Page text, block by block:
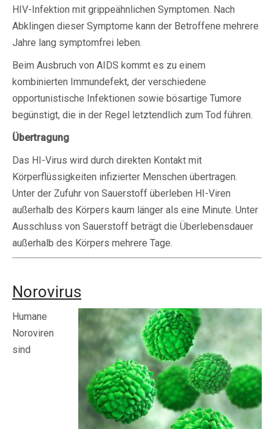
HIV-Infektion mit grippeähnlichen Symptomen. Nach
Abklingen dieser Symptome kann der Betroffene mehrere
Jahre lang symptomfrei leben.
Beim Ausbruch von AIDS kommt es zu einem
kombinierten Immundefekt, der verschiedene
opportunistische Infektionen sowie bösartige Tumore
begünstigt, die in der Regel letztendlich zum Tod führen.
Übertragung
Das HI-Virus wird durch direkten Kontakt mit
Körperflüssigkeiten infizierter Menschen übertragen.
Unter der Zufuhr von Sauerstoff überleben HI-Viren
außerhalb des Körpers kaum länger als eine Minute. Unter
Ausschluss von Sauerstoff beträgt die Überlebensdauer
außerhalb des Körpers mehrere Tage.
Norovirus
Humane
Noroviren
sind